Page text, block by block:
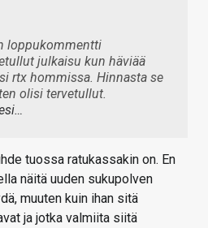
loppukommentti
julkaisu kun häviää
rtx hommissa. Hinnasta se
olisi tervetullut.
tuossa ratukassakin on. En
näitä uuden sukupolven
muuten kuin ihan sitä
ja jotka valmiita siitä